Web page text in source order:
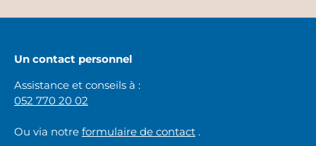
Un contact personnel
Assistance et conseils à :
052 770 20 02
Ou via notre formulaire de contact .